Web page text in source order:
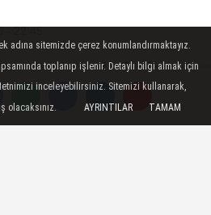
- 22:45
- Konya'da kağıt
yangın kontrol
adına sitemizde çerez konumlandırmaktayız.
toplanıp işlenir. Detaylı bilgi almak için
inceleyebilirsiniz. Sitemizi kullanarak,
olacaksınız.
AYRINTILAR TAMAM